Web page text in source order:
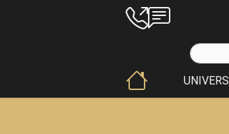
UNIVERS